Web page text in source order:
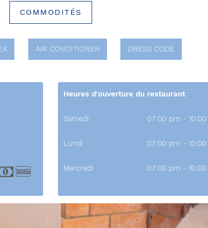
COMMODITÉS
AIR CONDITIONER DRESS CODE
Express
Card
Cash Bank Transfer
Heures d'ouverture du restaurant
Samedi 07:00 pm -
Lundi 07:00 pm -
Mercredi 07:00 pm -